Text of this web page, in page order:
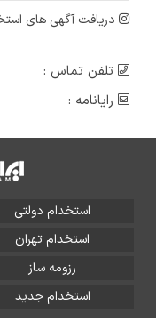
دریافت آگهی های
تلفن تماس :
رایانامه :
استخدام دولتی
استخدام تهران
رزومه ساز
استخدام جدید